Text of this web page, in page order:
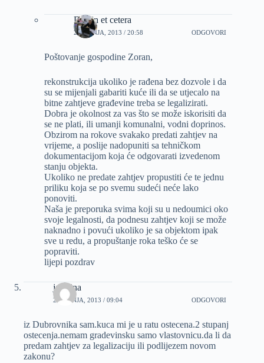
Dizajn et cetera
26 LIPNJA, 2013 / 20:58 ODGOVORI
Poštovanje gospodine Zoran,
rekonstrukcija ukoliko je rađena bez dozvole i da
su se mijenjali gabariti kuće ili da se utjecalo na
bitne zahtjeve građevine treba se legalizirati.
Dobra je okolnost za vas što se može iskorisiti da
se ne plati, ili umanji komunalni, vodni doprinos.
Obzirom na rokove svakako predati zahtjev na
vrijeme, a poslije nadopuniti sa tehničkom
dokumentacijom koja će odgovarati izvedenom
stanju objekta.
Ukoliko ne predate zahtjev propustiti će te jednu
priliku koja se po svemu sudeći neće lako
ponoviti.
Naša je preporuka svima koji su u nedoumici oko
svoje legalnosti, da podnesu zahtjev koji se može
naknadno i povući ukoliko je sa objektom ipak
sve u redu, a propuštanje roka teško će se
popraviti.
lijepi pozdrav
jasmina
26 LIPNJA, 2013 / 09:04 ODGOVORI
iz Dubrovnika sam.kuca mi je u ratu ostecena.2 stupanj
ostecenja.nemam gradevinsku samo vlastovnicu.da li da
predam zahtjev za legalizaciju ili podlijezem novom
zakonu?